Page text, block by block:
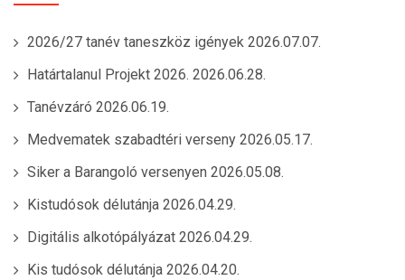
2026/27 tanév taneszköz igények 2026.07.07.
Határtalanul Projekt 2026. 2026.06.28.
Tanévzáró 2026.06.19.
Medvematek szabadtéri verseny 2026.05.17.
Siker a Barangoló versenyen 2026.05.08.
Kistudósok délutánja 2026.04.29.
Digitális alkotópályázat 2026.04.29.
Kis tudósok délutánja 2026.04.20.